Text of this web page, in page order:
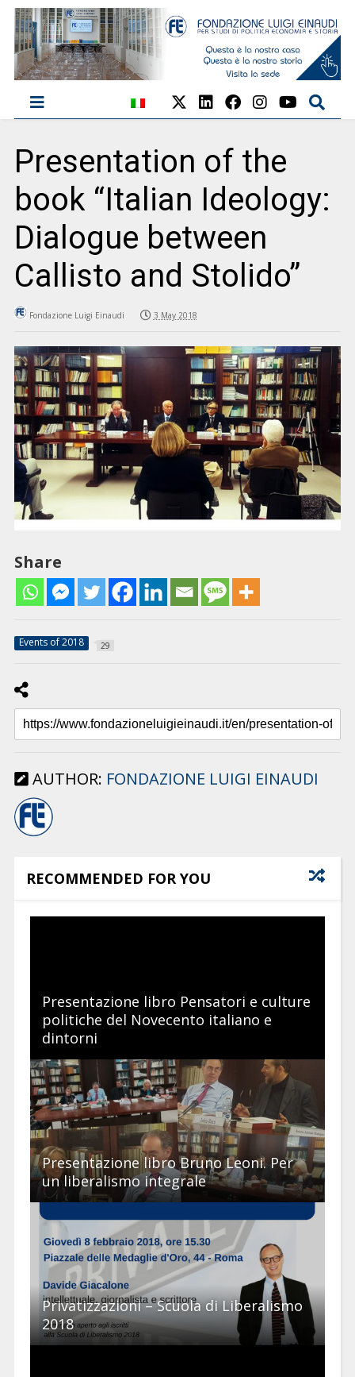
Presentation of the
book “Italian Ideology:
Dialogue between
Callisto and Stolido”
Fondazione Luigi Einaudi 3 May 2018
Share
Events of 2018 29
AUTHOR: FONDAZIONE LUIGI EINAUDI
RECOMMENDED FOR YOU
Presentazione libro Pensatori e culture
politiche del Novecento italiano e
dintorni
Presentazione libro Bruno Leoni. Per
un liberalismo integrale
Privatizzazioni – Scuola di Liberalismo
2018